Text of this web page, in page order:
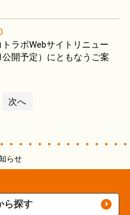
トラボWebサイトリニュー
開予定）にともなうご案
次へ
らせ
ら探す